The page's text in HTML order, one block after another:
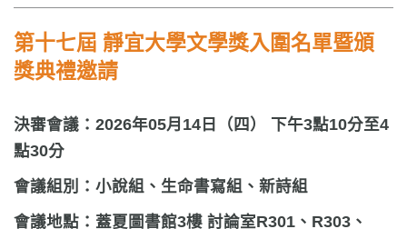
第十七屆 靜宜大學文學獎入圍名單暨頒
獎典禮邀請
決審會議：2026年05月14日（四） 下午3點10分至4
點30分
會議組別：小說組、生命書寫組、新詩組
會議地點：蓋夏圖書館3樓 討論室R301、R303、